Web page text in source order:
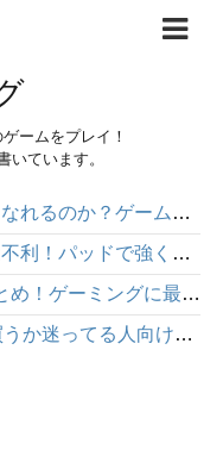
ームをプレイ！
いています。
BF6 パッド勢は背面ボタンで強くなれるのか？ゲームパッド「HEXGAMING PHANTOM」感想レビュー
BF6 エイム中にしゃがめないのは不利！パッドで強くなりたいなら背面ボタンを使った方が絶対にいい
ソニー INZONE H9Ⅱレビューまとめ！ゲーミングに最適な高性能ワイヤレスヘッドホン
エルデンリング ナイトレインを買うか迷ってる人向け｜面白さや注意点を正直にレビュー